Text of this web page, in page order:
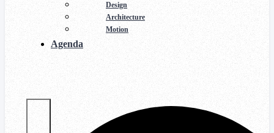
Design
Architecture
Motion
Agenda